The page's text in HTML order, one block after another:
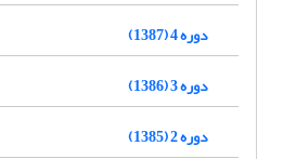
دوره 4 (1387)
دوره 3 (1386)
دوره 2 (1385)